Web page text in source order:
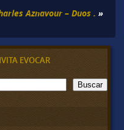
Aznavour – Duos . »
EVOCAR
Buscar